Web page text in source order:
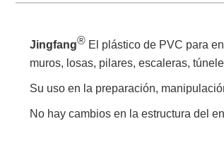
Jingfang® El plástico de PVC para
muros, losas, pilares, escaleras,
Su uso en la preparación,
No hay cambios en la estructura del